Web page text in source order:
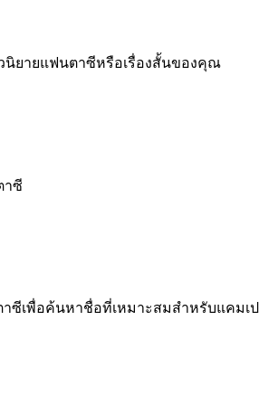
นิยายแฟนตาซีหรือเรื่องสั้นของคุณ
าซี
าซีเพื่อค้นหาชื่อที่เหมาะสมสำหรับแคม